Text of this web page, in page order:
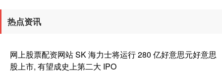
热点资讯
网上股票配资网站 SK 海力士将运行 280 亿好意思元好意思
股上市, 有望成史上第二大 IPO